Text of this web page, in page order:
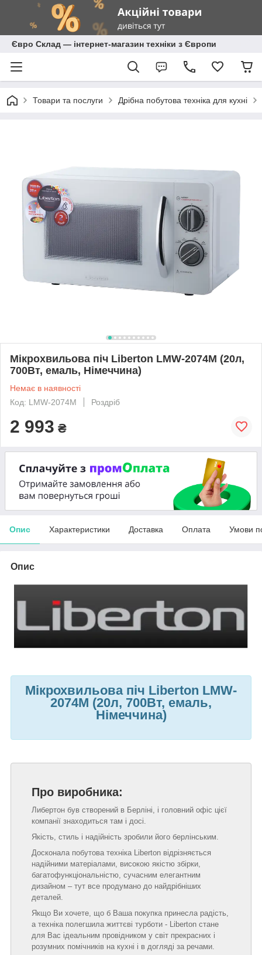
Євро Склад — інтернет-магазин техніки з Європи
Товари та послуги Дрібна побутова техніка для кухні
Мікрохвильова піч Liberton LMW-2074M (20л,
700Вт, емаль, Німеччина)
Немає в наявності
Код: LMW-2074M
Роздріб
2 993 ₴
Опис Характеристики Доставка Оплата Умови
Опис
Мікрохвильова піч Liberton LMW-
2074M (20л, 700Вт, емаль,
Німеччина)
Про виробника:
Либертон був створений в Берліні, і головний офіс цієї
компанії знаходиться там і досі.
Якість, стиль і надійність зробили його берлінським.
Досконала побутова техніка Liberton відрізняється
надійними матеріалами, високою якістю збірки,
багатофункціональністю, сучасним елегантним
дизайном – тут все продумано до найдрібніших
деталей.
Якщо Ви хочете, що б Ваша покупка принесла радість,
а техніка полегшила життєві турботи - Liberton стане
для Вас ідеальним провідником у світ прекрасних і
розумних помічників на кухні і в догляді за речами.